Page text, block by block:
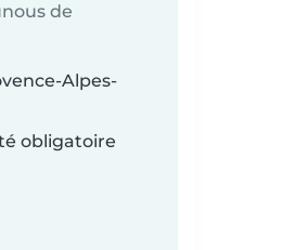
de
Alpes-
obligatoire